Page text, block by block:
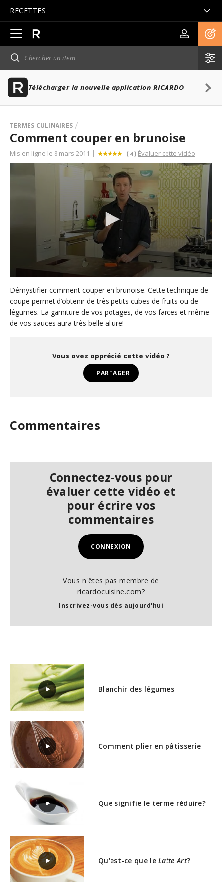
RECETTES
Ouvrir
la
navigation
principale
Télécharger la nouvelle application RICARDO
TERMES CULINAIRES
Comment couper en brunoise
Mis en ligne le 8 mars 2011 ( 4) Évaluer cette vidéo
s
c
o
n
d
s
Démystifier comment couper en brunoise. Cette technique de
coupe permet d’obtenir de très petits cubes de fruits ou de
légumes. La garniture de vos potages, de vos farces et même
de vos sauces aura très belle allure!
Vous avez apprécié cette vidéo ?
PARTAGER
Commentaires
Connectez-vous pour
évaluer cette vidéo et
pour écrire vos
commentaires
CONNEXION
Vous n'êtes pas membre de
ricardocuisine.com?
Inscrivez-vous dès aujourd'hui
Blanchir des légumes
Comment plier en pâtisserie
Que signifie le terme réduire?
Qu'est-ce que leLatte Art?